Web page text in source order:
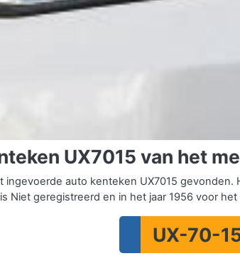
UX7015 van het
ingevoerde auto kenteken UX7015 gevonden.
Niet geregistreerd en in het jaar 1956 voor
UX-70-